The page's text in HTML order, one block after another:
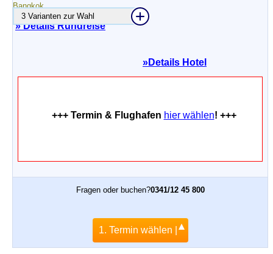
» Details Rundreise
3 Varianten zur Wahl
»Details Hotel
+++ Termin & Flughafen hier wählen! +++
Fragen oder buchen?0341/12 45 800
1. Termin wählen |